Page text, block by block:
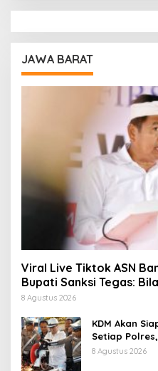
JAWA BARAT
Viral Live Tiktok ASN
Bupati Sanksi Tegas:
8 Agustus 2026
KDM Akan
Setiap
Tertangkap
8 Agustus 2026